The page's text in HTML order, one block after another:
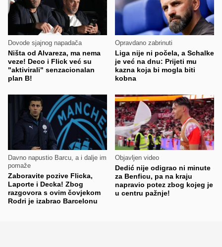
Dovode sjajnog napadača
Ništa od Alvareza, ma nema
veze! Deco i Flick već su
"aktivirali" senzacionalan
plan B!
Opravdano zabrinuti
Liga nije ni počela, a Schalke
je već na dnu: Prijeti mu
kazna koja bi mogla biti
kobna
Davno napustio Barcu, a i dalje im
pomaže
Zaboravite pozive Flicka,
Laporte i Decka! Zbog
razgovora s ovim čovjekom
Rodri je izabrao Barcelonu
Objavljen video
Dedić nije odigrao ni minute
za Benficu, pa na kraju
napravio potez zbog kojeg je
u centru pažnje!